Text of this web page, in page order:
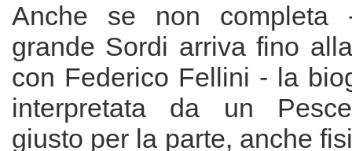
Anche se non
grande Sordi arriva fino
con Federico Fellini - la
interpretata da un
giusto per la parte, anche